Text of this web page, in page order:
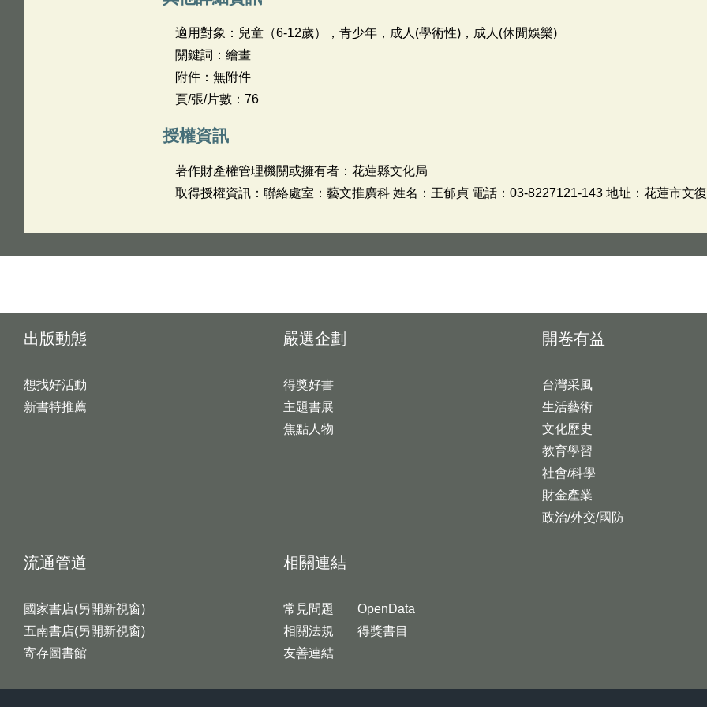
適用對象：兒童（6-12歲），青少年，成人(學術性)，成人(休閒娛樂)
關鍵詞：繪畫
附件：無附件
頁/張/片數：76
授權資訊
著作財產權管理機關或擁有者：花蓮縣文化局
取得授權資訊：聯絡處室：藝文推廣科 姓名：王郁貞 電話：03-8227121-143 地址：花蓮市文
出版動態
想找好活動
新書特推薦
開卷有益
台灣采風
生活藝術
文化歷史
教育學習
社會/科學
財金產業
政治/外交/國防
嚴選企劃
得獎好書
主題書展
焦點人物
流通管道
國家書店(另開新視窗)
五南書店(另開新視窗)
寄存圖書館
相關連結
常見問題
相關法規
友善連結
OpenData
得獎書目